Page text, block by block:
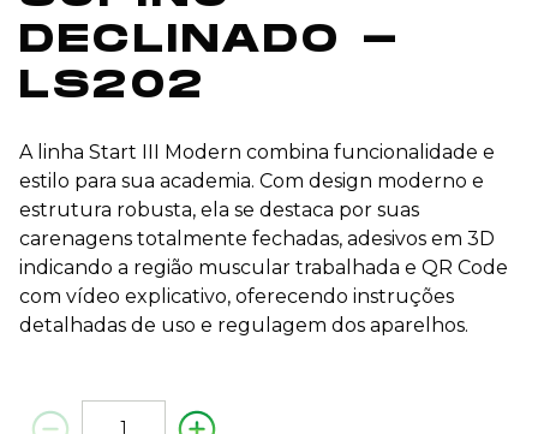
DECLINADO -
LS202
A linha Start III Modern combina funcionalidade e
estilo para sua academia. Com design moderno e
estrutura robusta, ela se destaca por suas
carenagens totalmente fechadas, adesivos em 3D
indicando a região muscular trabalhada e QR Code
com vídeo explicativo, oferecendo instruções
detalhadas de uso e regulagem dos aparelhos.